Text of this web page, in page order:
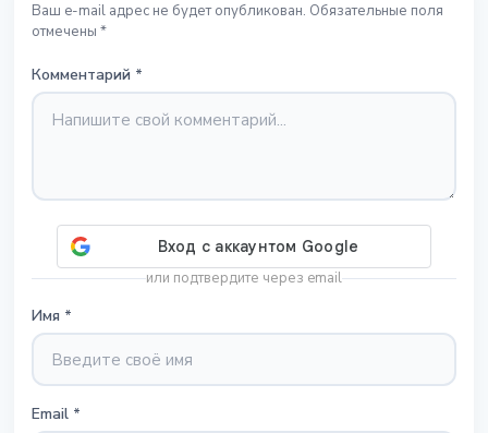
Ваш e-mail адрес не будет опубликован. Обязательные поля
отмечены *
Комментарий *
или подтвердите через email
Имя *
Email *